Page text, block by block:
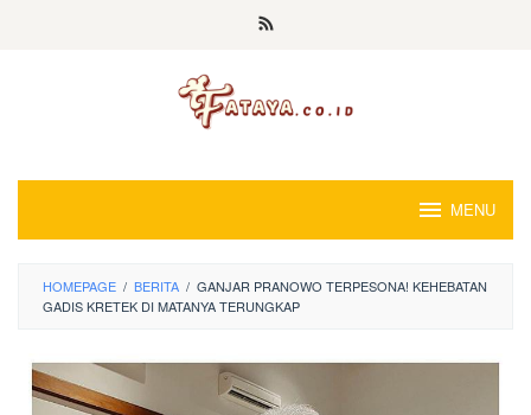
MENU
HOMEPAGE / BERITA / GANJAR PRANOWO TERPESONA! KEHEBATAN
GADIS KRETEK DI MATANYA TERUNGKAP